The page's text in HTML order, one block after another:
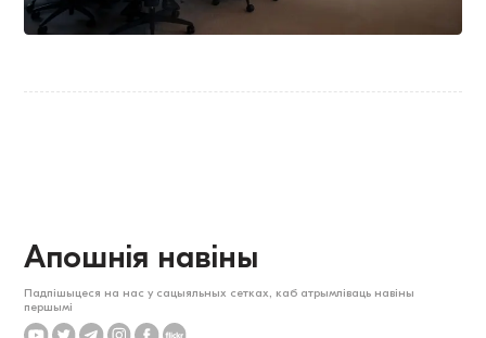
Апошнія навіны
Падпішыцеся на нас у сацыяльных сетках, каб атрымліваць навіны
першымі